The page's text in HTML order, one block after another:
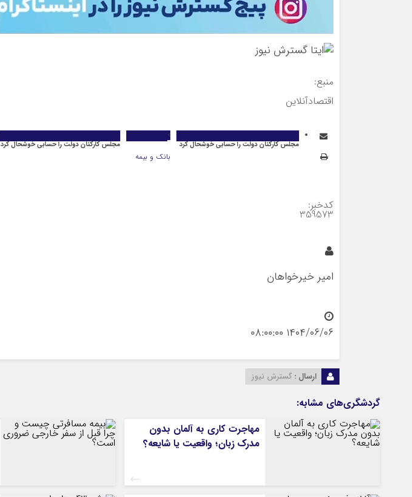
منبع:
اقتصادآنلاین
مجلس کارکنان دولت را حسابی خوشحال کرد
بانک و بیمه
مجلس کارکنان دولت را حسابی خوشحال کرد
کدخبر:
359573
امیر خیرخواهان
۱۴۰۴/۰۶/۰۶ ۰۸:۰۰:۰۰
ارسال : گسترش نیوز
گردشگری‌های مشابه:
مهاجرت کاری به آلمان بدون
مدرک زبان؛ واقعیت یا شایعه؟